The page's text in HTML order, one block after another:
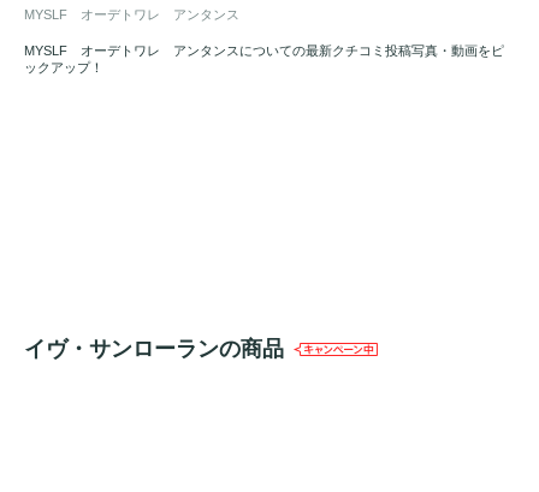
MYSLF オーデトワレ アンタンス
MYSLF オーデトワレ アンタンスについての最新クチコミ投稿写真・動画をピ
ックアップ！
イヴ・サンローランの商品